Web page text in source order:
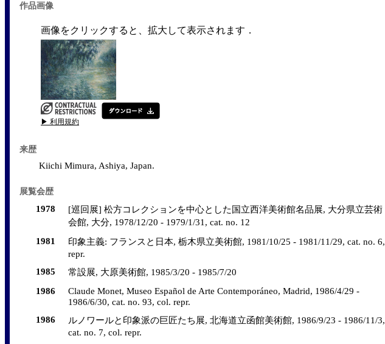
作品画像
画像をクリックすると、拡大して表示されます．
▶ 利用規約
来歴
Kiichi Mimura, Ashiya, Japan.
展覧会歴
1978
[巡回展] 松方コレクションを中心とした国立西洋美術館名品展, 大分県立芸術
会館, 大分, 1978/12/20 - 1979/1/31, cat. no. 12
1981
印象主義: フランスと日本, 栃木県立美術館, 1981/10/25 - 1981/11/29, cat. no. 6,
repr.
1985
常設展, 大原美術館, 1985/3/20 - 1985/7/20
1986
Claude Monet, Museo Español de Arte Contemporáneo, Madrid, 1986/4/29 -
1986/6/30, cat. no. 93, col. repr.
1986
ルノワールと印象派の巨匠たち展, 北海道立函館美術館, 1986/9/23 - 1986/11/3,
cat. no. 7, col. repr.